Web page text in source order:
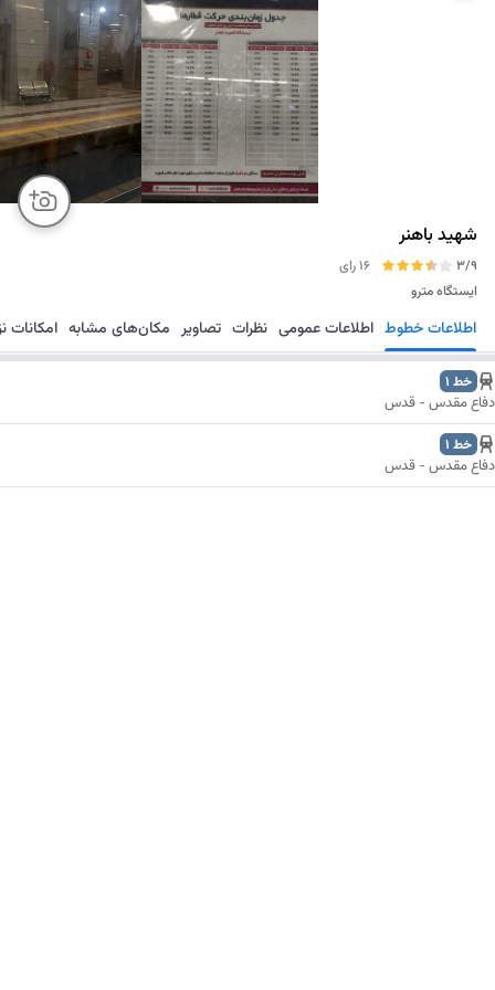
شهید باهنر
3/9
16 رای
ایستگاه مترو
مسیریابی ذخیره ارسال اطلاعات خطوط اطلاعات عمومی نظرات تصاویر مکان‌های مشابه امکانات
خط 1
دفاع مقدس - قدس
خط 1
دفاع مقدس - قدس